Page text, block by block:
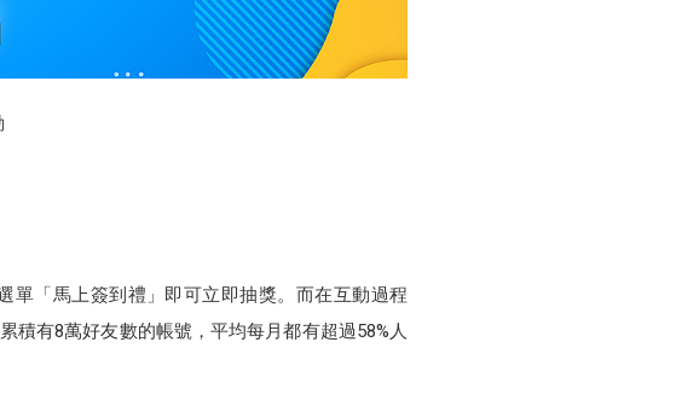
單「馬上簽到禮」即可立即抽獎。而在互動過程
積有8萬好友數的帳號，平均每月都有超過58%人